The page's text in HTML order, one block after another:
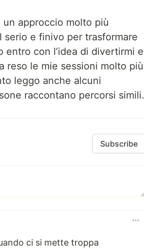
approccio molto più
e finivo per trasformare
entro con l’idea di divertirmi e
reso le mie sessioni molto più
leggo anche alcuni
raccontano percorsi simili.
Subscribe
ci si mette troppa